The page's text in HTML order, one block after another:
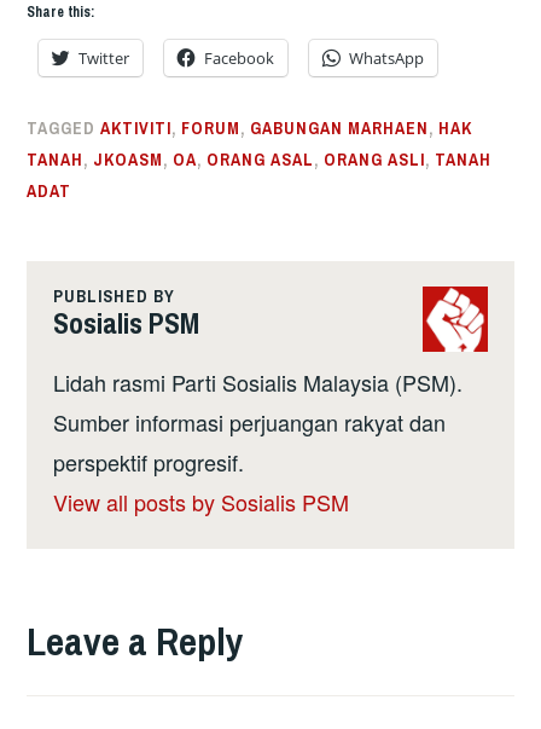
Share this:
Twitter Facebook WhatsApp
TAGGEDAKTIVITI, FORUM, GABUNGAN MARHAEN, HAK
TANAH, JKOASM, OA, ORANG ASAL, ORANG ASLI, TANAH
ADAT
PUBLISHED BY
Sosialis PSM
Lidah rasmi Parti Sosialis Malaysia (PSM).
Sumber informasi perjuangan rakyat dan
perspektif progresif.
View all posts by Sosialis PSM
Leave a Reply